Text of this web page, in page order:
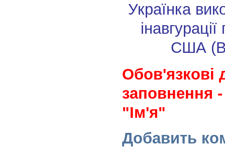
Українка
США
Обов'язкові
заповнення
"Ім'я"
Добавить